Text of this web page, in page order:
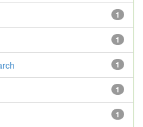
1
1
1
1
1